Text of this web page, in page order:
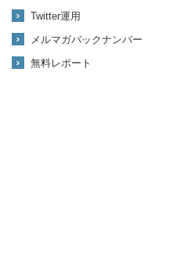
Twitter運用
メルマガバックナンバー
無料レポート